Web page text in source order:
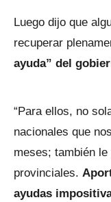
Luego dijo que
recuperar
ayuda” del
“Para ellos, no
nacionales que
meses; también
provinciales.
ayudas